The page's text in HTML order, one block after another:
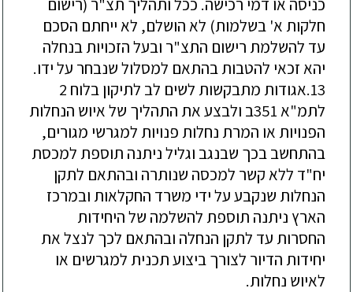
כניסה או דמי רכישה. ככלותהליך תצ"ר (רישום
חלקות א' בשלמות) לאהושלם, לאייחתם הסכם
עד להשלמת רישום התצ"ר ובעלהזכויותבנחלה
יהאזכאי להטבותבהתאם למסלולשנבחר עלידו.
13. אגודות מתבקשות לשים לב לתיקוןבלוח 2
לתמ"א351ב ולבצעאת התהליך שלאיוש הנחלות
הפנויות או המרת נחלות פנויות למגרשי מגורים,
בהתחשבבכך שבנגב וגלילניתנה תוספת למכסת
יח"ד ללאקשר למכסה שנותרה ובהתאם לתקן
הנחלות שנקבעעלידי משרד החקלאות ובמרכז
הארץ ניתנה תוספת להשלמה שלהיחידות
החסרות עד לתקן הנחלה ובהתאם לכך לנצלאת
יחידות הדיור לצורךביצועתכנית למגרשים או
לאיוש נחלות.